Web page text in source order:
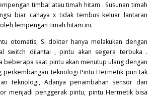
timbal atau timah hitam . Susunan timah
biar cahaya x tidak tembus keluar lantaran
lempengan timah hitam ini.
otomatis, Si dokter hanya melakukan dengan
switch dilantai , pintu akan segera terbuka .
beberapa saat pintu akan menutup ulang dengan
perkembangan teknologi Pintu Hermetik pun tak
teknologi, Adanya penambahan sensor dan
menjadi penggerak pintu, pintu Hermetik bisa